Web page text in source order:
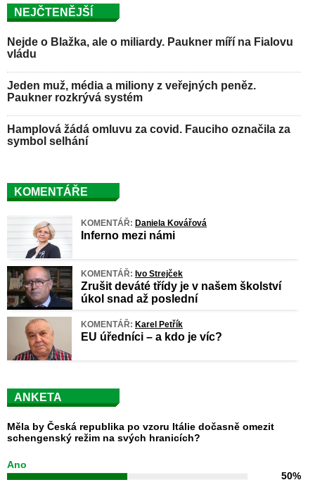
NEJČTENĚJŠÍ
Nejde o Blažka, ale o miliardy. Paukner míří na Fialovu
vládu
Jeden muž, média a miliony z veřejných peněz.
Paukner rozkrývá systém
Hamplová žádá omluvu za covid. Fauciho označila za
symbol selhání
KOMENTÁŘE
KOMENTÁŘ: Daniela Kovářová
Inferno mezi námi
KOMENTÁŘ: Ivo Strejček
Zrušit deváté třídy je v našem školství
úkol snad až poslední
KOMENTÁŘ: Karel Petřík
EU úředníci – a kdo je víc?
ANKETA
Měla by Česká republika po vzoru Itálie dočasně omezit
schengenský režim na svých hranicích?
Ano
50%